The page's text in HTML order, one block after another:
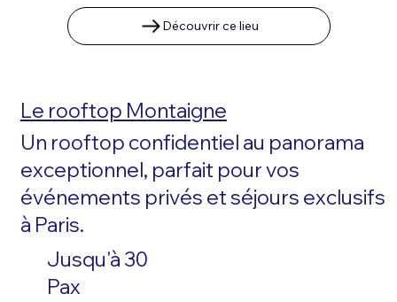
Découvrir ce lieu
Le rooftop Montaigne
Un rooftop confidentiel au panorama
exceptionnel, parfait pour vos
événements privés et séjours exclusifs
à Paris.
Jusqu'à 30
Pax